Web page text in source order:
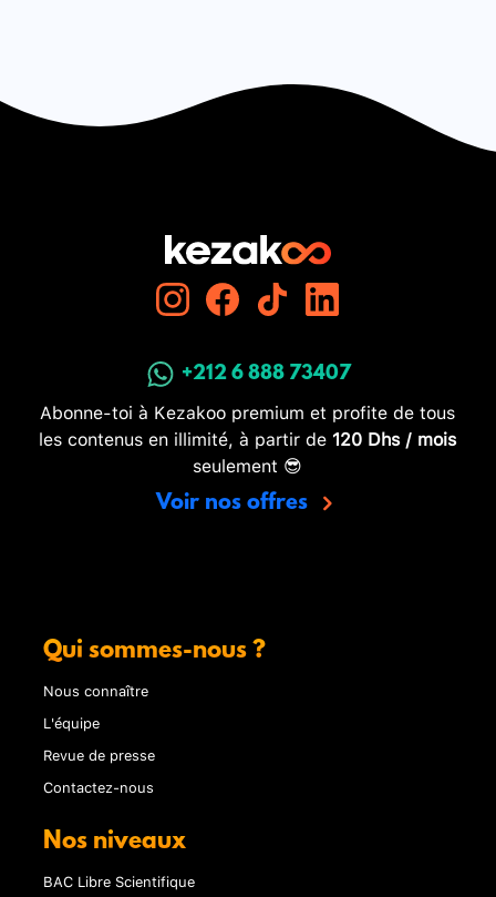
+212 6 888 73407
Abonne-toi à Kezakoo premium et profite de tous
les contenus en illimité, à partir de 120 Dhs / mois
seulement 😎
Voir nos offres
Qui sommes-nous ?
Nous connaître
L'équipe
Revue de presse
Contactez-nous
Nos niveaux
BAC Libre Scientifique